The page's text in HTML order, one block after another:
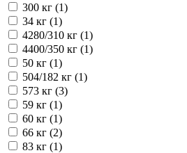
300 кг (1)
34 кг (1)
4280/310 кг (1)
4400/350 кг (1)
50 кг (1)
504/182 кг (1)
573 кг (3)
59 кг (1)
60 кг (1)
66 кг (2)
83 кг (1)